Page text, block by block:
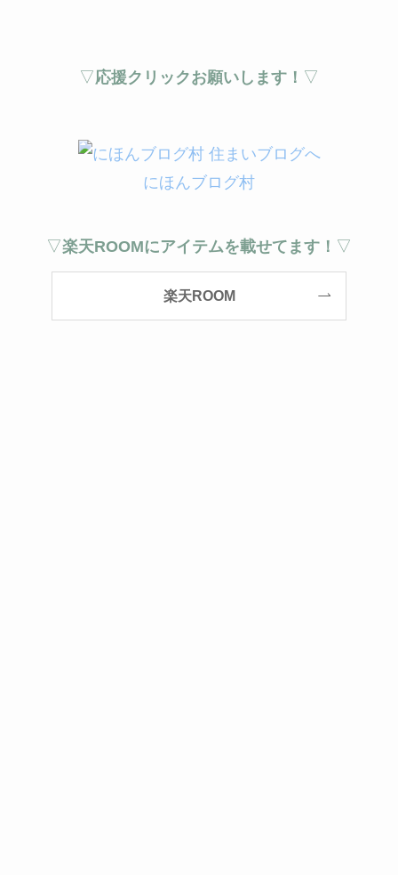
▽応援クリックお願いします！ ▽
にほんブログ村
▽楽天ROOMにアイテムを載せてます！ ▽
楽天ROOM